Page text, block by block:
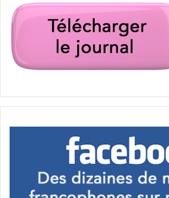
qu’il y a des problématiques liées
pas totalement rattrapé son retard
les traités internationaux visant à
des successions s’appliquent,
certain temps avant de pouvoir
Concernant les incapacités des
des trusts, et bien d’autres
choisir la personne qui prendra
d’incapacités. Ces documents
faciliter des situations parfois très